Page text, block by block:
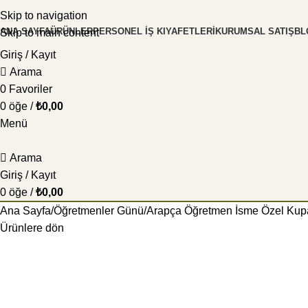
Skip to navigation
Skip to main content
ANA SAYFAÜRÜNLERPERSONEL İŞ KIYAFETLERI KURUMSAL SATIŞ
Giriş / Kayıt
Arama
0 Favoriler
0 öğe / ₺0,00
Menü
Arama
Giriş / Kayıt
0 öğe / ₺0,00
Ana Sayfa Öğretmenler Günü Arapça Öğretmen İsme Özel
Ürünlere dön